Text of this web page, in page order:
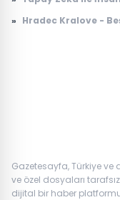
zaman çekildi?
» Hradec Kralove -
Gazetesayfa, Türkiye
ve özel dosyaları
dijital bir haber